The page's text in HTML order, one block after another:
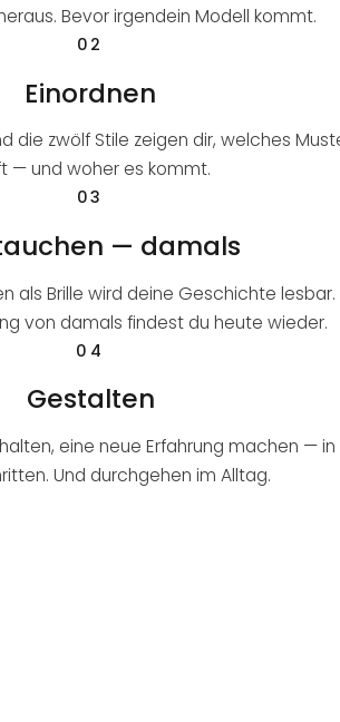
Bevor irgendein Modell kommt.
02
Einordnen
die zwölf Stile zeigen dir, welches
— und woher es kommt.
03
— damals
als Brille wird deine Geschichte lesbar.
von damals findest du heute wieder.
04
Gestalten
eine neue Erfahrung machen — in
Und durchgehen im Alltag.